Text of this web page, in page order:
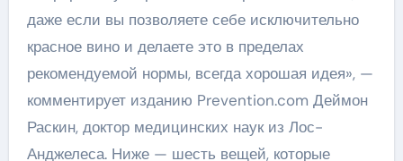
даже если вы позволяете себе исключительно
красное вино и делаете это в пределах
рекомендуемой нормы, всегда хорошая идея», —
комментирует изданию Prevention.com Деймон
Раскин, доктор медицинских наук из Лос-
Анджелеса. Ниже — шесть вещей, которые